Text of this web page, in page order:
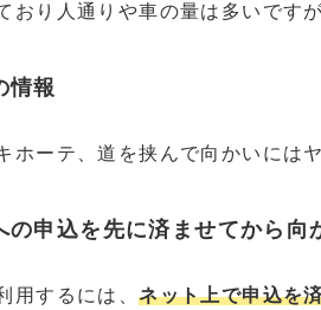
おり人通りや車の量は多いです
情報
ホーテ、道を挟んで向かいには
の申込を先に済ませてから向
用するには、ネット上で申込を